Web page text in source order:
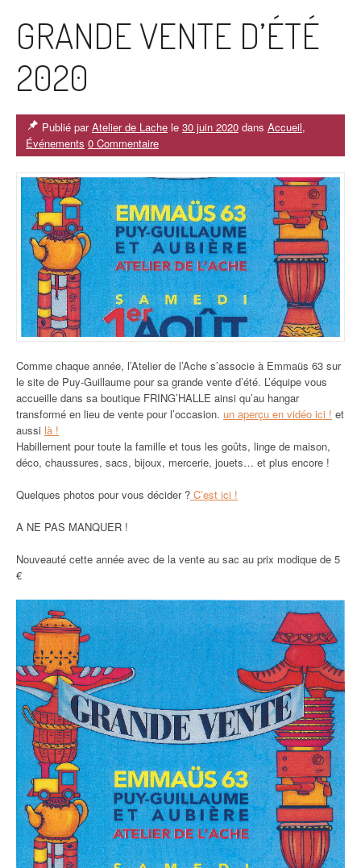
GRANDE VENTE D’ÉTÉ
2020
Publié parAtelier de Lache le 30 juin 2020 dans Accueil,
Événements 0 Commentaire
Comme chaque année, l’Atelier de l’Ache s’associe à Emmaüs 63 sur
le site de Puy-Guillaume pour sa grande vente d’été. L’équipe vous
accueille dans sa boutique FRING’HALLE ainsi qu’au hangar
transformé en lieu de vente pour l’occasion. un aperçu en vidéo ici ! et
aussi là !
Habillement pour toute la famille et tous les goûts, linge de maison,
déco, chaussures, sacs, bijoux, mercerie, jouets… et plus encore !
Quelques photos pour vous décider ? C’est ici !
A NE PAS MANQUER !
Nouveauté cette année avec de la vente au sac au prix modique de 5
€